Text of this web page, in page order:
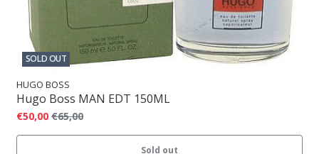
SOLD OUT
HUGO BOSS
Hugo Boss MAN EDT 150ML
€50,00 €65,00
Sold out